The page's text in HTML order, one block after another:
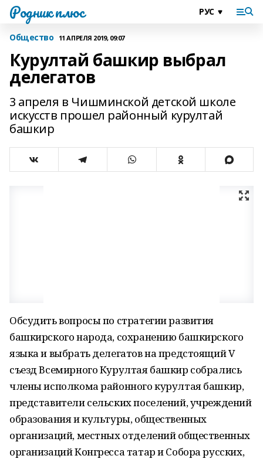
Родник плюс
Общество 11 АПРЕЛЯ 2019, 09:07
Курултай башкир выбрал
делегатов
3 апреля в Чишминской детской школе
искусств прошел районный курултай
башкир
Обсудить вопросы по стратегии развития
башкирского народа, сохранению башкирского
языка и выбрать делегатов на предстоящий V
съезд Всемирного Курултая башкир собрались
члены исполкома районного курултая башкир,
представители сельских поселений, учреждений
образования и культуры, общественных
организаций, местных отделений общественных
организаций Конгресса татар и Собора русских,